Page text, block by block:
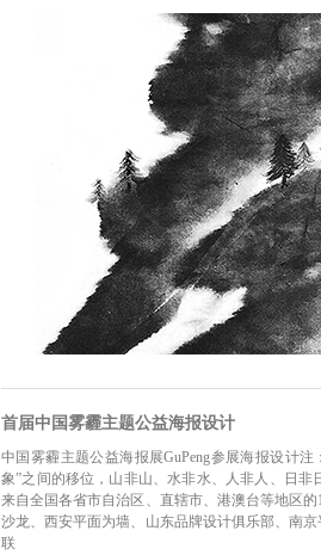
首届中国雾霾主题公益海报设计
中国雾霾主题公益海报展GuPeng参展海报设计
象”之间的移位，山非山、水非水、人非人、日
来自全国各省市自治区、直辖市、港澳台等地区
沙龙、西安平面为墙、山东品牌设计俱乐部、南
联